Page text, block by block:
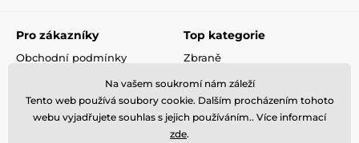
Pro zákazníky
Obchodní podmínky
Doprava a platba
Reklamace
Kontakty
Top kategorie
Zbraně
Optika
Střelivo
Příslušenství
Detektory kovů
Na vašem soukromí nám záleží
Tento web používá soubory cookie. Dalším procházením tohoto
webu vyjadřujete souhlas s jejich používáním.. Více informací
zde.